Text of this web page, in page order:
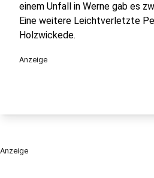
einem Unfall in Werne gab es
Eine weitere Leichtverletzte
Holzwickede.
Anzeige
Anzeige